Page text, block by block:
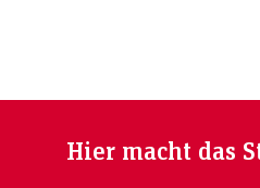
Hier macht das